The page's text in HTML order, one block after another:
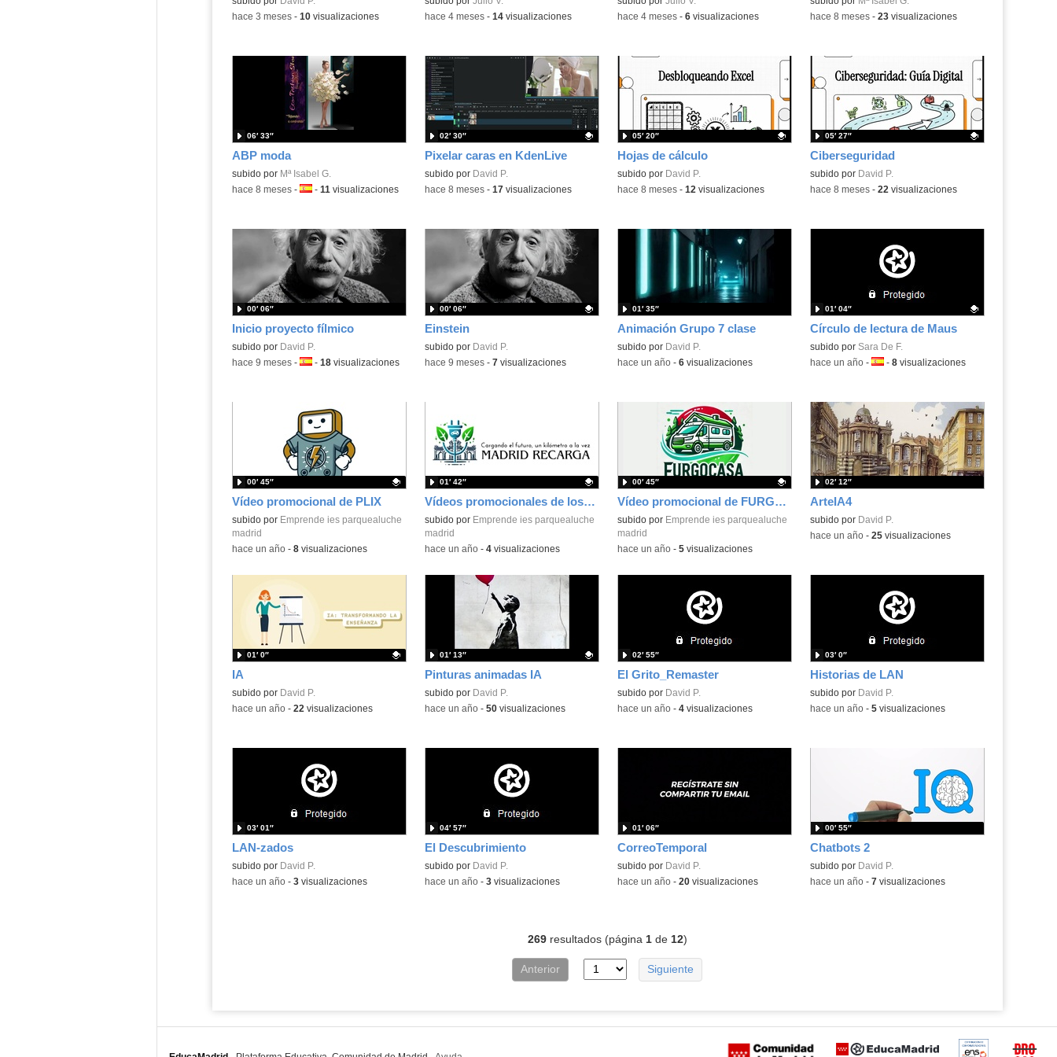
-hace 3 meses- 10visualizaciones -hace 4 meses- 14visualizaciones -hace 4 meses- 6visualizaciones -hace 8 meses- 23visualizaciones
ABP moda
subido por Mª Isabel G.
06′ 33″
-hace 8 meses- Idioma:
- 11 visualizaciones
Pixelar caras en KdenLive
Contenido educativo.
subido por David P.
02′ 30″
-hace 8 meses- 17visualizaciones
Hojas de cálculo
Contenido educativo.
subido por David P.
05′ 20″
-hace 8 meses- 12 visualizaciones
Ciberseguridad
Contenido educativo.
subido por David P.
05′ 27″
-hace 8 meses- 22 visualizaciones
Inicio proyecto fílmico
subido por David P.
00′ 06″
-hace 9 meses- Idioma:
- 18visualizaciones
Einstein
Contenido educativo.
subido por David P.
00′ 06″
-hace 9 meses- 7visualizaciones
Animación Grupo 7 clase
subido por David P.
01′ 35″
-hace un año- 6visualizaciones
Círculo de lectura de Maus
Contenido educativo.
subido por Sara De F.
01′ 04″
-hace un año- Idioma:
- 8visualizaciones
Vídeo promocional de PLIX
Contenido educativo.
subido por Emprende ies parquealuche
madrid
00′ 45″
-hace un año- 8visualizaciones
Vídeos promocionales de los planes de empresa de SEA 2
Contenido educativo.
subido por Emprende ies parquealuche
madrid
01′ 42″
-hace un año- 4visualizaciones
Vídeo promocional de FURGOCASA
Contenido educativo.
subido por Emprende ies parquealuche
madrid
00′ 45″
-hace un año- 5visualizaciones
ArteIA4
subido por David P.
02′ 12″
-hace un año- 25visualizaciones
IA
Contenido educativo.
subido por David P.
01′ 0″
-hace un año- 22 visualizaciones
Pinturas animadas IA
Contenido educativo.
subido por David P.
01′ 13″
-hace un año- 50visualizaciones
El Grito_Remaster
subido por David P.
02′ 55″
-hace un año- 4visualizaciones
Historias de LAN
subido por David P.
03′ 0″
-hace un año- 5visualizaciones
LAN-zados
subido por David P.
03′ 01″
-hace un año- 3visualizaciones
El Descubrimiento
subido por David P.
04′ 57″
-hace un año- 3visualizaciones
CorreoTemporal
subido por David P.
01′ 06″
-hace un año- 20visualizaciones
Chatbots 2
subido por David P.
00′ 55″
-hace un año- 7visualizaciones
269resultados (página 1de 12)
Anterior Siguiente